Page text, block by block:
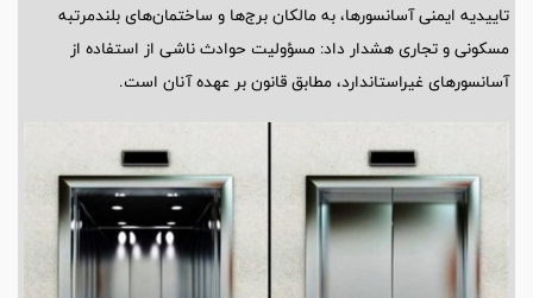
تاییدیه ایمنی آسانسورها، به مالکان برج‌ها و ساختمان‌های بلندمرتبه
مسکونی و تجاری هشدار داد: مسؤولیت حوادث ناشی از استفاده از
آسانسورهای غیراستاندارد، مطابق قانون بر عهده آنان است.